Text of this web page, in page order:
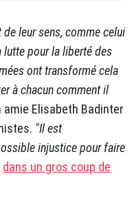
leur sens, comme celui
pour la liberté des
ont transformé cela
à chacun comment il
Elisabeth Badinter
"Il est
injustice pour faire
dans un gros coup de